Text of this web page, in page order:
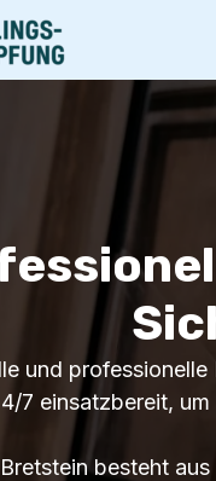
und
7 einsatzbereit,
besteht